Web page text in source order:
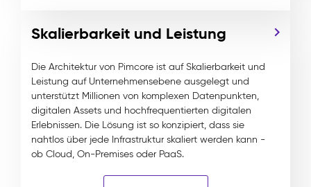
Skalierbarkeit und Leistung
Die Architektur von Pimcore ist auf Skalierbarkeit und
Leistung auf Unternehmensebene ausgelegt und
unterstützt Millionen von komplexen Datenpunkten,
digitalen Assets und hochfrequentierten digitalen
Erlebnissen. Die Lösung ist so konzipiert, dass sie
nahtlos über jede Infrastruktur skaliert werden kann -
ob Cloud, On-Premises oder PaaS.